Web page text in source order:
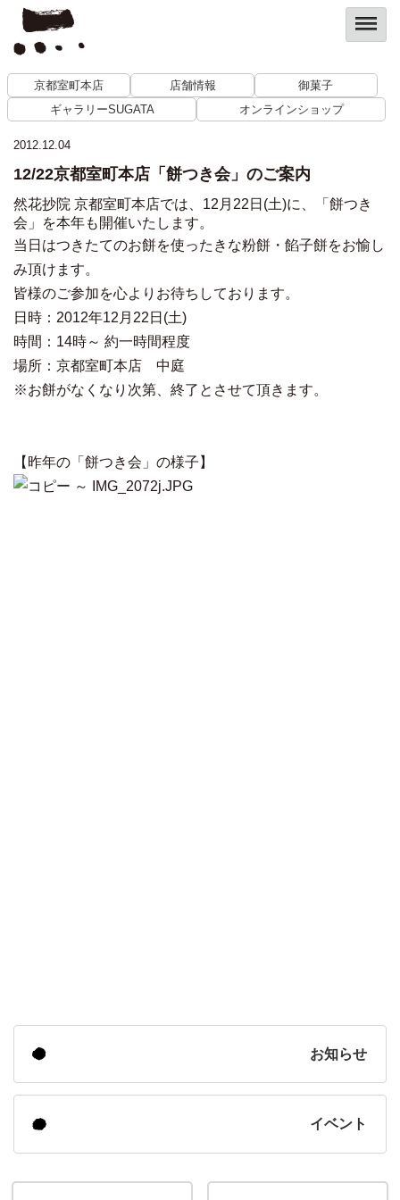
京都室町本店 店舗情報
御菓子
ギャラリーSUGATA
オンラインショップ
2012.12.04
12/22京都室町本店「餅つき会」のご案内
然花抄院 京都室町本店では、12月22日(土)に、「餅つき
会」を本年も開催いたします。
当日はつきたてのお餅を使ったきな粉餅・餡子餅をお愉し
み頂けます。
皆様のご参加を心よりお待ちしております。
日時：2012年12月22日(土)
時間：14時～ 約一時間程度
場所：京都室町本店 中庭
※お餅がなくなり次第、終了とさせて頂きます。
【昨年の「餅つき会」の様子】
お知らせ
イベント